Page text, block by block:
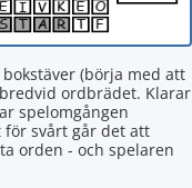
(börja med att
ordbrädet. Klarar
spelomgången
svårt går det att
orden - och spelaren